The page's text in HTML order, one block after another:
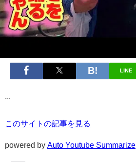
LINE
このサイトの記事を見る
powered by Auto Youtube Summarize